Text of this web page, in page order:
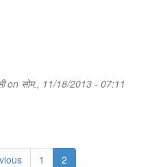
on सोम., 11/18/2013 - 07:11
1 2